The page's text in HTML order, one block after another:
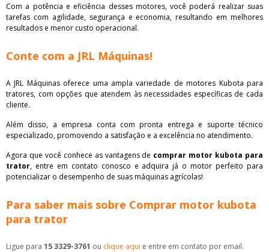
Com a potência e eficiência desses motores, você poderá realizar suas
tarefas com agilidade, segurança e economia, resultando em melhores
resultados e menor custo operacional.
Conte com a JRL Máquinas!
A JRL Máquinas oferece uma ampla variedade de motores Kubota para
tratores, com opções que atendem às necessidades específicas de cada
cliente.
Além disso, a empresa conta com pronta entrega e suporte técnico
especializado, promovendo a satisfação e a excelência no atendimento.
Agora que você conhece as vantagens de comprar motor kubota para
trator, entre em contato conosco e adquira já o motor perfeito para
potencializar o desempenho de suas máquinas agrícolas!
Para saber mais sobre Comprar motor kubota
para trator
Ligue para 15 3329-3761 ou clique aqui e entre em contato por email.